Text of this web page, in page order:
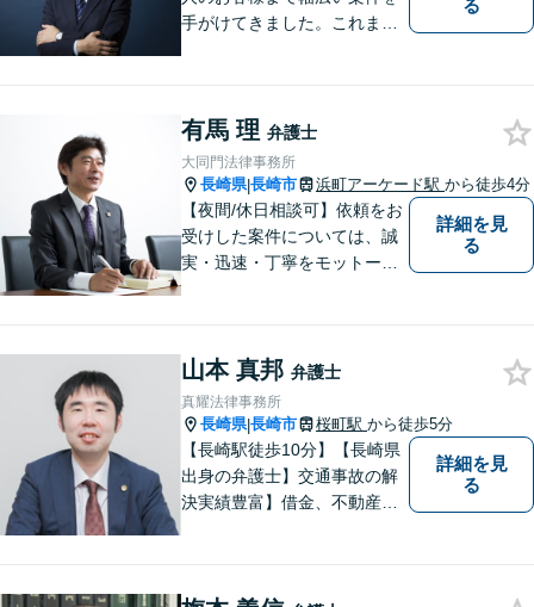
手がけてきました。これまで
る
有馬 理 弁護士
大同門法律事務所
長崎県|長崎市 浜町アーケード駅 から徒歩4分
【夜間/休日相談可】依頼をお
受けした案件については、誠
実・迅速・丁寧をモットーに
談にお越しください。
詳細を見
る
山本 真邦 弁護士
真耀法律事務所
長崎県|長崎市 桜町駅 から徒歩5分
【長崎駅徒歩10分】【長崎県
出身の弁護士】交通事故の解
決実績豊富】借金、不動産、
詳細を見
る